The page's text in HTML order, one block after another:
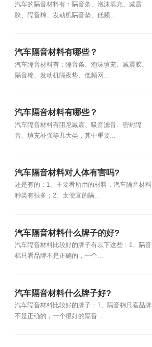
汽车的隔音材料有：隔音条、泡沫填充、减震
胶、隔音棉、发动机隔音垫、低频...
汽车隔音材料有哪些？
汽车隔音材料有：隔音条、泡沫填充、减震胶、
隔音棉、发动机隔夜垫、低频网...
汽车隔音材料有哪些？
汽车隔音材料有阻尼减震、吸音滤音、密封隔
音、填充补强等几大类，其中重要...
汽车隔音材料对人体有害吗?
还是有的：1、主要看所用的材料，汽车隔音材料
种类有很多；2、太便宜的隔...
汽车隔音材料什么牌子的好?
汽车隔音材料比较好的牌子有以下这些：1、隔音
棉只看品牌不是正确的，一个...
汽车隔音材料什么牌子好?
汽车隔音材料比较好的牌子：1、隔音棉只看品牌
不是正确的，一个很好的隔音...